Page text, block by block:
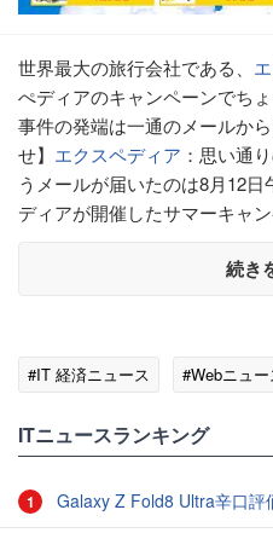
世界最大の旅行会社である、
ぺディアのキャンペーンでち
事件の発端は一通のメールか
せ】 エクスペディア ：思い通
うメールが届いたのは8月12
ディアが開催したサマーキャ
続き
#IT 経済ニュース #Webニュー
ITニュースランキング
1 Galaxy Z Fold8 Ultra辛口評